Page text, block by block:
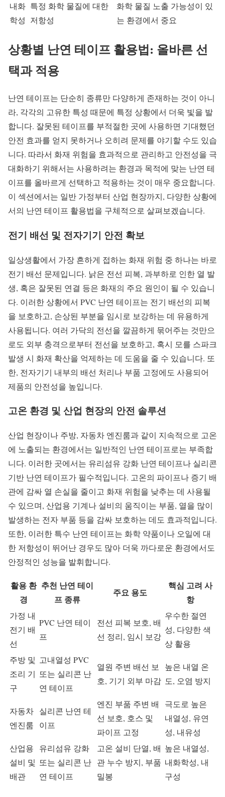
내화
학성
특정 화학 물질에 대한
저항성
화학 물질 노출 가능성이 있
는 환경에서 중요
상황별 난연 테이프 활용법: 올바른 선
택과 적용
난연 테이프는 단순히 종류만 다양하게 존재하는 것이 아니
라, 각각의 고유한 특성 때문에 특정 상황에서 더욱 빛을 발
합니다. 잘못된 테이프를 부적절한 곳에 사용하면 기대했던
안전 효과를 얻지 못하거나 오히려 문제를 야기할 수도 있습
니다. 따라서 화재 위험을 효과적으로 관리하고 안전성을 극
대화하기 위해서는 사용하려는 환경과 목적에 맞는 난연 테
이프를 올바르게 선택하고 적용하는 것이 매우 중요합니다.
이 섹션에서는 일반 가정부터 산업 현장까지, 다양한 상황에
서의 난연 테이프 활용법을 구체적으로 살펴보겠습니다.
전기 배선 및 전자기기 안전 확보
일상생활에서 가장 흔하게 접하는 화재 위험 중 하나는 바로
전기 배선 문제입니다. 낡은 전선 피복, 과부하로 인한 열 발
생, 혹은 잘못된 연결 등은 화재의 주요 원인이 될 수 있습니
다. 이러한 상황에서 PVC 난연 테이프는 전기 배선의 피복
을 보호하고, 손상된 부분을 임시로 보강하는 데 유용하게
사용됩니다. 여러 가닥의 전선을 깔끔하게 묶어주는 것만으
로도 외부 충격으로부터 전선을 보호하고, 혹시 모를 스파크
발생 시 화재 확산을 억제하는 데 도움을 줄 수 있습니다. 또
한, 전자기기 내부의 배선 처리나 부품 고정에도 사용되어
제품의 안전성을 높입니다.
고온 환경 및 산업 현장의 안전 솔루션
산업 현장이나 주방, 자동차 엔진룸과 같이 지속적으로 고온
에 노출되는 환경에서는 일반적인 난연 테이프로는 부족합
니다. 이러한 곳에서는 유리섬유 강화 난연 테이프나 실리콘
기반 난연 테이프가 필수적입니다. 고온의 파이프나 증기 배
관에 감싸 열 손실을 줄이고 화재 위험을 낮추는 데 사용될
수 있으며, 산업용 기계나 설비의 움직이는 부품, 열을 많이
발생하는 전자 부품 등을 감싸 보호하는 데도 효과적입니다.
또한, 이러한 특수 난연 테이프는 화학 약품이나 오일에 대
한 저항성이 뛰어난 경우도 많아 더욱 까다로운 환경에서도
안정적인 성능을 발휘합니다.
활용 환
경
추천 난연 테이
프 종류
주요 용도
핵심 고려 사
항
가정 내
전기 배
선
PVC 난연 테이
프
전선 피복 보호, 배
선 정리, 임시 보강
우수한 절연
성, 다양한 색
상 활용
주방 및
조리 기
구
고내열성 PVC
또는 실리콘 난
연 테이프
열원 주변 배선 보
호, 기기 외부 마감
높은 내열 온
도, 오염 방지
자동차
엔진룸
실리콘 난연 테
이프
엔진 부품 주변 배
선 보호, 호스 및
파이프 고정
극도로 높은
내열성, 유연
성, 내유성
산업용
설비 및
배관
유리섬유 강화
또는 실리콘 난
연 테이프
고온 설비 단열, 배
관 누수 방지, 부품
밀봉
높은 내열성,
내화학성, 내
구성